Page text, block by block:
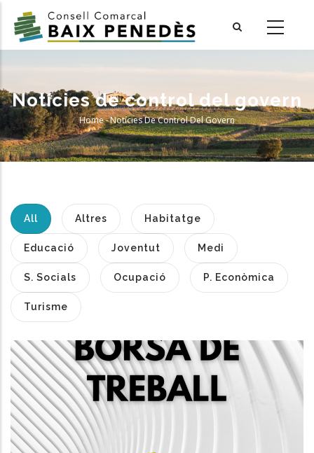
main
Notícies de control del govern
Breadcrumb
Home-Notícies De Control Del Govern
All Altres Habitatge
Educació Joventut Medi
S. Socials Ocupació P. Econòmica
Turisme
Creació D'una Borsa De Treball
D'arquitectes, Grup A1